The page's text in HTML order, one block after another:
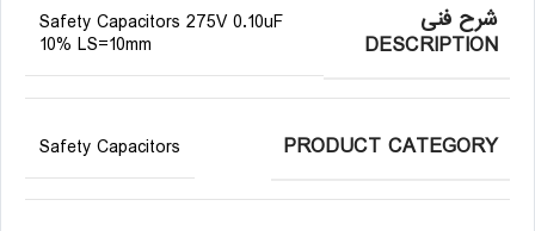
شرح فنی
DESCRIPTION
Safety Capacitors 275V 0.10uF
10% LS=10mm
PRODUCT CATEGORY
Safety Capacitors